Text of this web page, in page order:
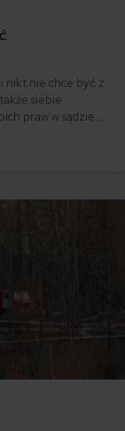
nikt nie chce być z
siebie
praw w sądzie.